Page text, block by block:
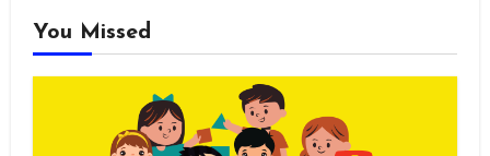
You Missed